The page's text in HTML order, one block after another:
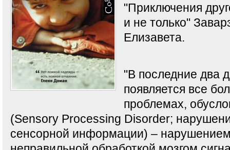
"Приключения
и не только"
Елизавета.
"В последние два
появляется все
проблемах,
(Sensory Processing Disorder;
сенсорной информации) –